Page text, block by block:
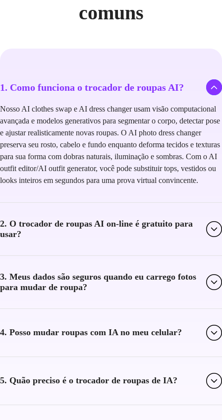
comuns
1. Como funciona o trocador de roupas AI?
Nosso AI clothes swap e AI dress changer usam visão computacional
avançada e modelos generativos para segmentar o corpo, detectar pose
e ajustar realisticamente novas roupas. O AI photo dress changer
preserva seu rosto, cabelo e fundo enquanto deforma tecidos e texturas
para sua forma com dobras naturais, iluminação e sombras. Com o AI
outfit editor/AI outfit generator, você pode substituir tops, vestidos ou
looks inteiros em segundos para uma prova virtual convincente.
2. O trocador de roupas AI on-line é gratuito para
usar?
3. Meus dados são seguros quando eu carrego fotos
para mudar de roupa?
4. Posso mudar roupas com IA no meu celular?
5. Quão preciso é o trocador de roupas de IA?